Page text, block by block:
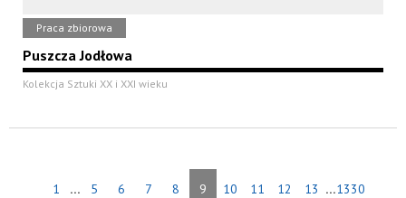
Praca zbiorowa
Puszcza Jodłowa
Kolekcja Sztuki XX i XXI wieku
1 ... 5 6 7 8 9 10 11 12 13 ...1330